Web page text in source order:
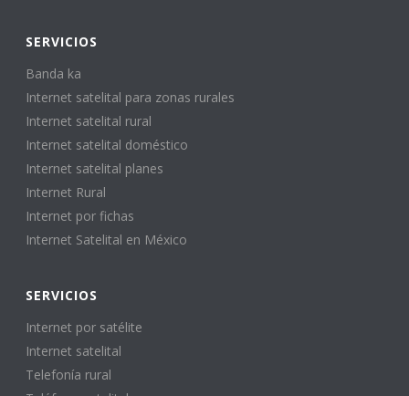
SERVICIOS
Banda ka
Internet satelital para zonas rurales
Internet satelital rural
Internet satelital doméstico
Internet satelital planes
Internet Rural
Internet por fichas
Internet Satelital en México
SERVICIOS
Internet por satélite
Internet satelital
Telefonía rural